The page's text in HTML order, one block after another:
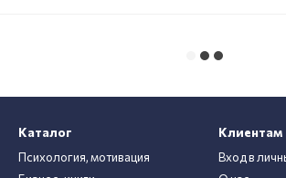
Каталог
Психология, мотивация
Клиентам
Вход в